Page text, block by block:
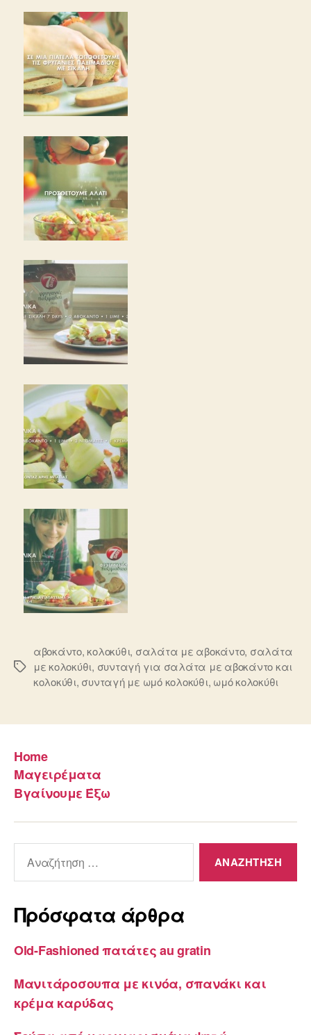
Ετικέτες
αβοκάντο, κολοκύθι, σαλάτα με αβοκάντο, σαλάτα
με κολοκύθι, συνταγή για σαλάτα με αβοκάντο και
κολοκύθι, συνταγή με ωμό κολοκύθι, ωμό κολοκύθι
Home
Μαγειρέματα
Βγαίνουμε Έξω
για:
Πρόσφατα άρθρα
Old-Fashioned πατάτες au gratin
Μανιτάροσουπα με κινόα, σπανάκι και
κρέμα καρύδας